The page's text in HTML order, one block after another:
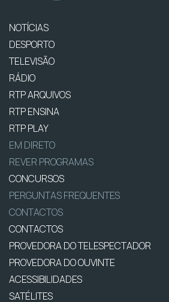
NOTÍCIAS
DESPORTO
TELEVISÃO
RÁDIO
RTP ARQUIVOS
RTP ENSINA
RTP PLAY
EM DIRETO
REVER PROGRAMAS
CONCURSOS
PERGUNTAS FREQUENTES
CONTACTOS
CONTACTOS
PROVEDORA DO TELESPECTADOR
PROVEDORA DO OUVINTE
ACESSIBILIDADES
SATÉLITES